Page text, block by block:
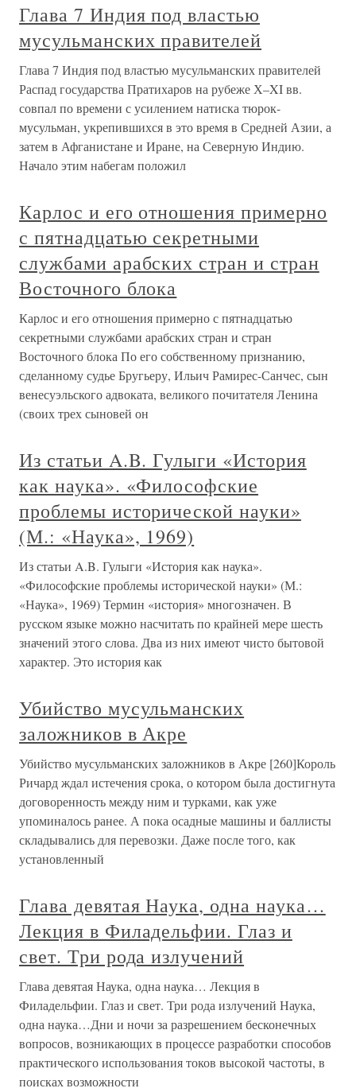
Глава 7 Индия под властью
мусульманских правителей
Глава 7 Индия под властью мусульманских правителей
Распад государства Пратихаров на рубеже Х–XI вв.
совпал по времени с усилением натиска тюрок-
мусульман, укрепившихся в это время в Средней Азии, а
затем в Афганистане и Иране, на Северную Индию.
Начало этим набегам положил
Карлос и его отношения примерно
с пятнадцатью секретными
службами арабских стран и стран
Восточного блока
Карлос и его отношения примерно с пятнадцатью
секретными службами арабских стран и стран
Восточного блока По его собственному признанию,
сделанному судье Бругьеру, Ильич Рамирес-Санчес, сын
венесуэльского адвоката, великого почитателя Ленина
(своих трех сыновей он
Из статьи A.B. Гулыги «История
как наука». «Философские
проблемы исторической науки»
(М.: «Наука», 1969)
Из статьи A.B. Гулыги «История как наука».
«Философские проблемы исторической науки» (М.:
«Наука», 1969) Термин «история» многозначен. В
русском языке можно насчитать по крайней мере шесть
значений этого слова. Два из них имеют чисто бытовой
характер. Это история как
Убийство мусульманских
заложников в Акре
Убийство мусульманских заложников в Акре [260]Король
Ричард ждал истечения срока, о котором была достигнута
договоренность между ним и турками, как уже
упоминалось ранее. А пока осадные машины и баллисты
складывались для перевозки. Даже после того, как
установленный
Глава девятая Наука, одна наука…
Лекция в Филадельфии. Глаз и
свет. Три рода излучений
Глава девятая Наука, одна наука… Лекция в
Филадельфии. Глаз и свет. Три рода излучений Наука,
одна наука…Дни и ночи за разрешением бесконечных
вопросов, возникающих в процессе разработки способов
практического использования токов высокой частоты, в
поисках возможности